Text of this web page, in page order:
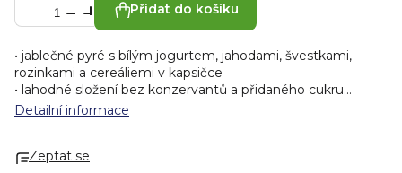
Přidat do košíku
• jablečné pyré s bílým jogurtem, jahodami, švestkami,
rozinkami a cereáliemi v kapsičce
• lahodné složení bez konzervantů a přidaného cukru
• pro start do nového dne
Energie 81 kcal / 342 kJ
Detailní informace
Zeptat se